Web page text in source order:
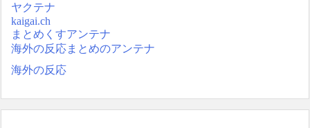
ヤクテナ
kaigai.ch
まとめくすアンテナ
海外の反応まとめのアンテナ
海外の反応